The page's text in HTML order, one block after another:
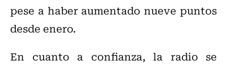
pese a haber aumentado nueve puntos
desde enero.
En cuanto a confianza, la radio se